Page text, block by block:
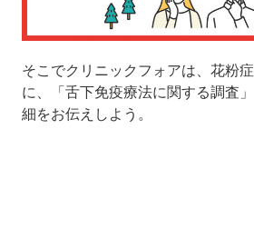
そこでクリニックフォアは、花粉
に、「舌下免疫療法に関する調査
細をお伝えしよう。